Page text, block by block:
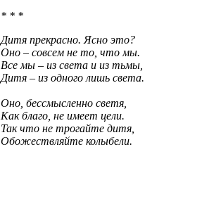
* * *
Дитя прекрасно. Ясно это?
Оно – совсем не то, что мы.
Все мы – из света и из тьмы,
Дитя – из одного лишь света.
Оно, бессмысленно светя,
Как благо, не имеет цели.
Так что не трогайте дитя,
Обожествляйте колыбели.